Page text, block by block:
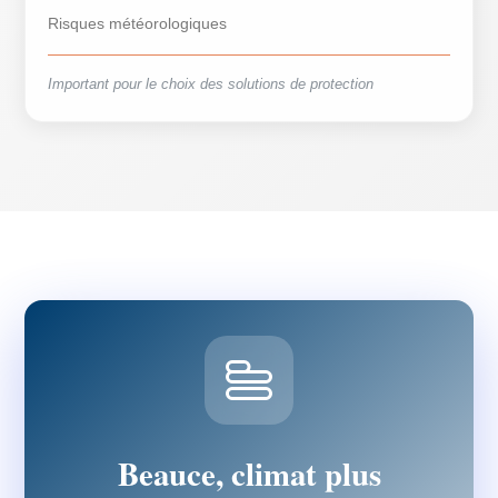
Risques météorologiques
Important pour le choix des solutions de protection
Beauce, climat plus